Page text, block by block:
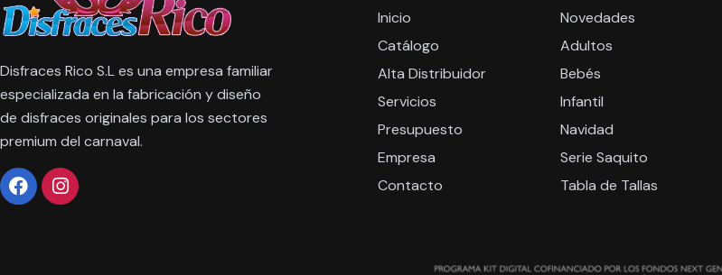
Disfraces Rico S.L es una empresa familiar
especializada en la fabricación y diseño
de disfraces originales para los sectores
premium del carnaval.
Inicio
Catálogo
Alta Distribuidor
Servicios
Presupuesto
Empresa
Contacto
Novedades
Adultos
Bebés
Infantil
Navidad
Serie Saquito
Tabla de Tallas